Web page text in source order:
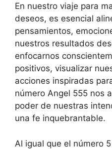
En nuestro viaje para
deseos, es esencial
pensamientos,
nuestros resultados
enfocarnos
positivos, visualizar
acciones inspiradas
número Angel 555 nos
poder de nuestras
una fe inquebrantable.
Al igual que el número